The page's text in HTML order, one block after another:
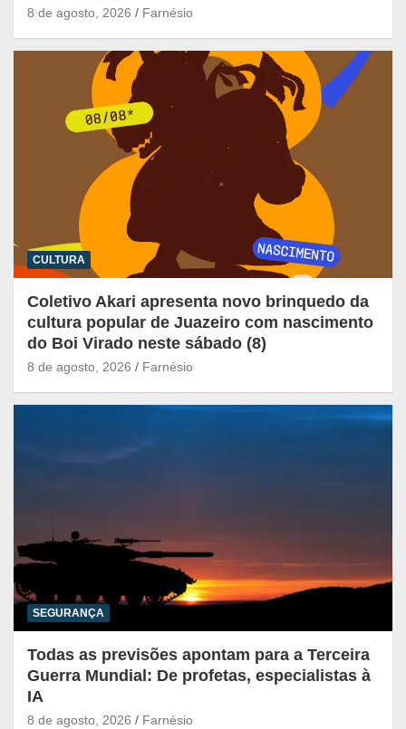
8 de agosto, 2026 Farnésio
CULTURA
Coletivo Akari apresenta novo brinquedo da
cultura popular de Juazeiro com nascimento
do Boi Virado neste sábado (8)
8 de agosto, 2026 Farnésio
SEGURANÇA
Todas as previsões apontam para a Terceira
Guerra Mundial: De profetas, especialistas à
IA
8 de agosto, 2026 Farnésio